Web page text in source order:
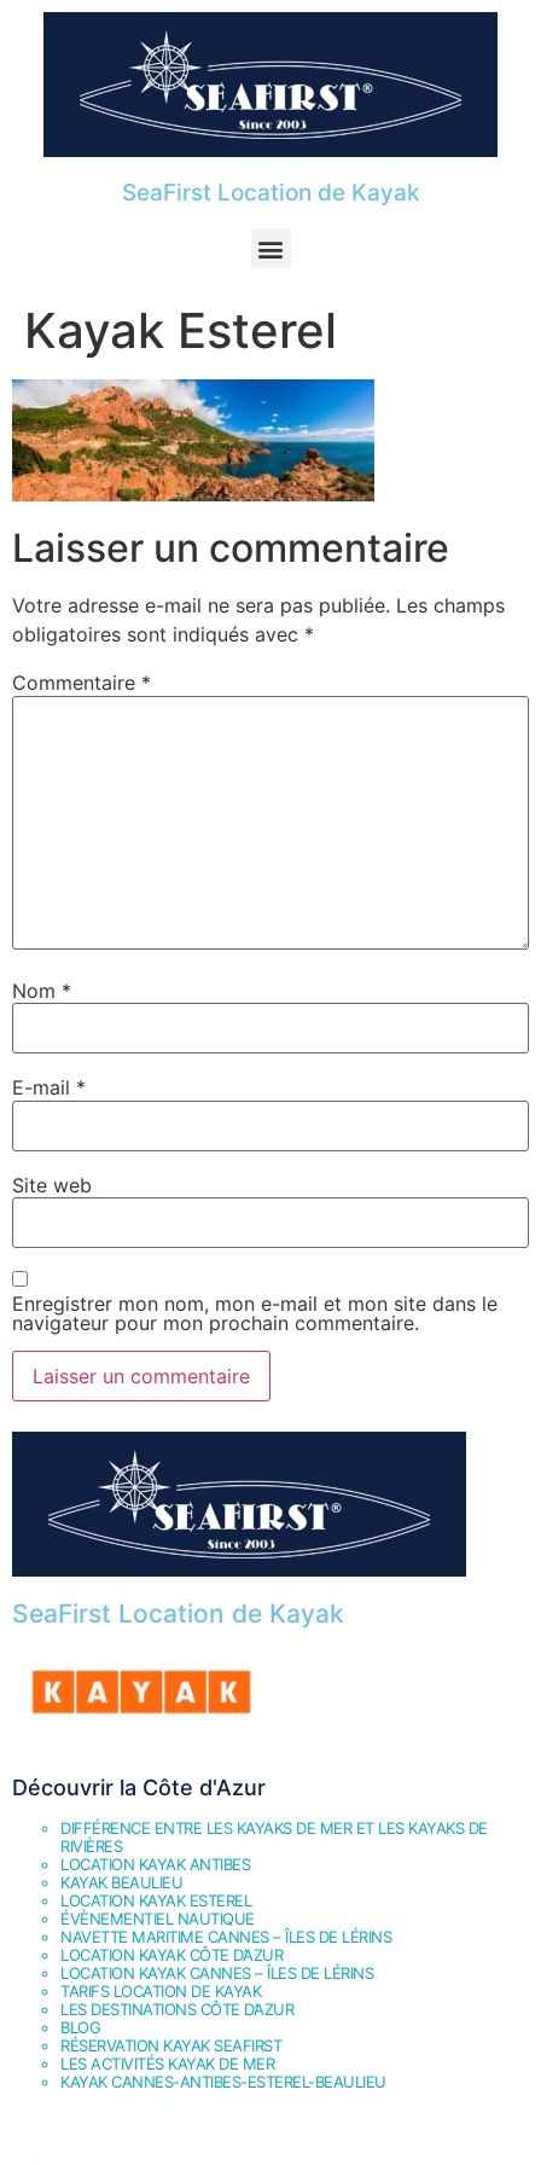
SeaFirst Location de Kayak
Kayak Esterel
Laisser un commentaire
Votre adresse e-mail ne sera pas publiée. Les champs
obligatoires sont indiqués avec *
Commentaire *
Nom *
E-mail *
Site web
Enregistrer mon nom, mon e-mail et mon site dans le
navigateur pour mon prochain commentaire.
SeaFirst Location de Kayak
Découvrir la Côte d'Azur
DIFFÉRENCE ENTRE LES KAYAKS DE MER ET LES KAYAKS DE
RIVIÈRES
LOCATION KAYAK ANTIBES
KAYAK BEAULIEU
LOCATION KAYAK ESTEREL
ÉVÈNEMENTIEL NAUTIQUE
NAVETTE MARITIME CANNES – ÎLES DE LÉRINS
LOCATION KAYAK CÔTE D’AZUR
LOCATION KAYAK CANNES – ÎLES DE LÉRINS
TARIFS LOCATION DE KAYAK
LES DESTINATIONS CÔTE D’AZUR
BLOG
RÉSERVATION KAYAK SEAFIRST
LES ACTIVITÉS KAYAK DE MER
KAYAK CANNES-ANTIBES-ESTEREL-BEAULIEU